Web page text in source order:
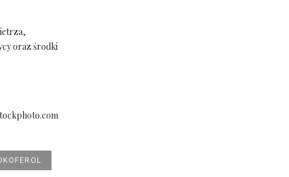
oraz środki